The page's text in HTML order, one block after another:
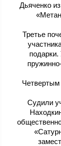
Дьяченко
Третье
Судили